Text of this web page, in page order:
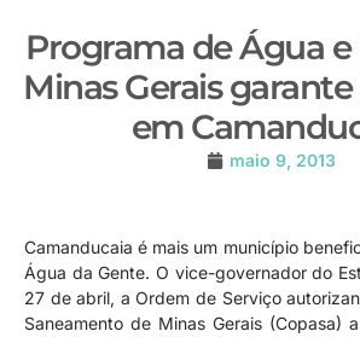
Programa de Água
Minas Gerais
em
maio 9, 2013
Camanducaia é mais um município
Água da Gente. O vice-governador do
27 de abril, a Ordem de Serviço
Saneamento de Minas Gerais (Copasa)